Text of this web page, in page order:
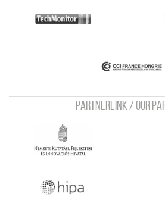
Partnereink / Our